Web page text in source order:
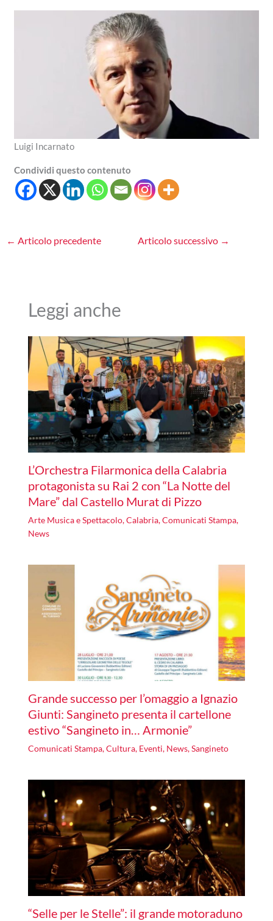
Luigi Incarnato
Condividi questo contenuto
← Articolo precedente Articolo successivo →
Leggi anche
L’Orchestra Filarmonica della Calabria
protagonista su Rai 2 con “La Notte del
Mare” dal Castello Murat di Pizzo
Arte Musica e Spettacolo,Calabria,Comunicati Stampa,
News
Grande successo per l’omaggio a Ignazio
Giunti: Sangineto presenta il cartellone
estivo “Sangineto in… Armonie”
Comunicati Stampa,Cultura, Eventi, News,Sangineto
“Selle per le Stelle”: il grande motoraduno